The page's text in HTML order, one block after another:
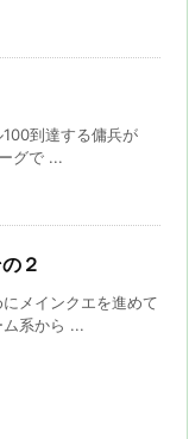
到達する傭兵が
グで ...
２
メインクエを進めて
系から ...